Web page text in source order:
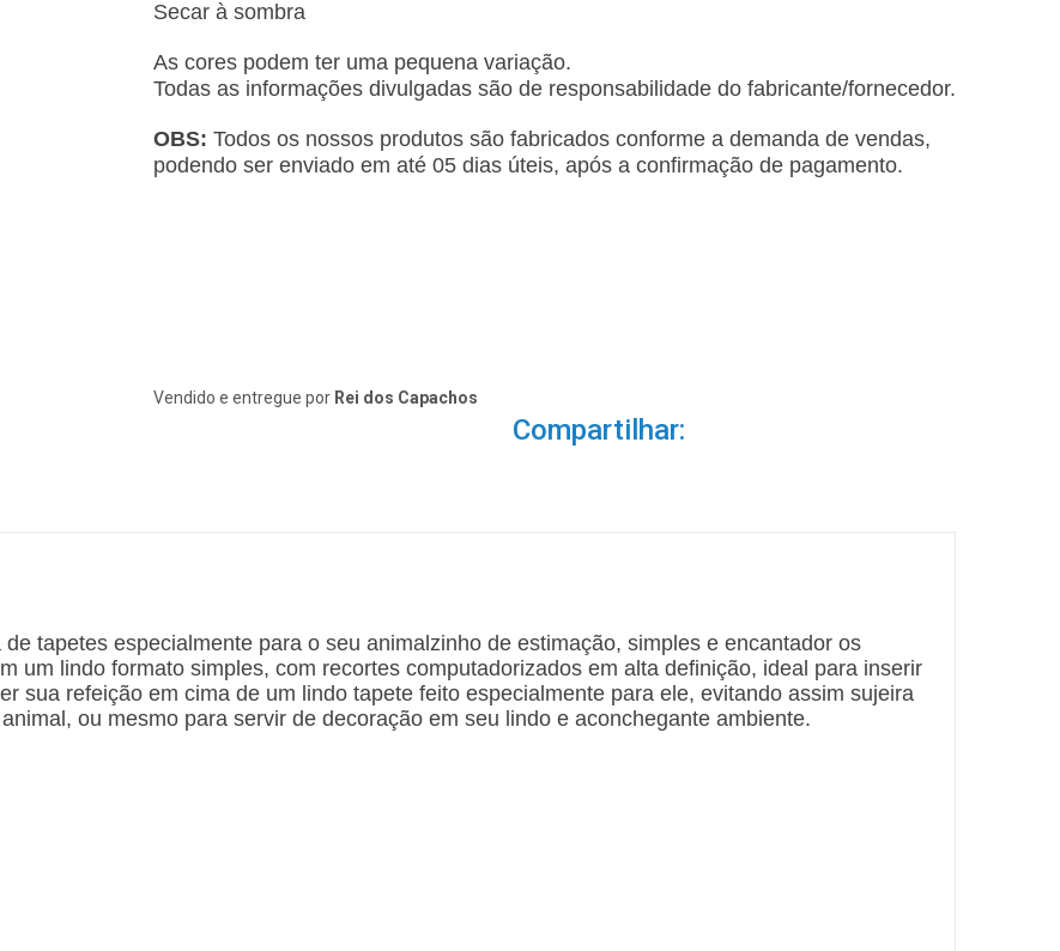
Secar à sombra
As cores podem ter uma pequena variação.
Todas as informações divulgadas são de responsabilidade do fabricante/fornecedor.
OBS: Todos os nossos produtos são fabricados conforme a demanda de vendas,
podendo ser enviado em até 05 dias úteis, após a confirmação de pagamento.
Vendido e entregue por Rei dos Capachos
Compartilhar:
tapetes especialmente para o seu animalzinho de estimação, simples e encantador os
um lindo formato simples, com recortes computadorizados em alta definição, ideal para inserir
sua refeição em cima de um lindo tapete feito especialmente para ele, evitando assim sujeira
ou mesmo para servir de decoração em seu lindo e aconchegante ambiente.